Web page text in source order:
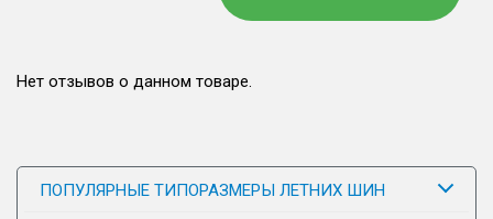
Нет отзывов о данном товаре.
ПОПУЛЯРНЫЕ ТИПОРАЗМЕРЫ ЛЕТНИХ ШИН